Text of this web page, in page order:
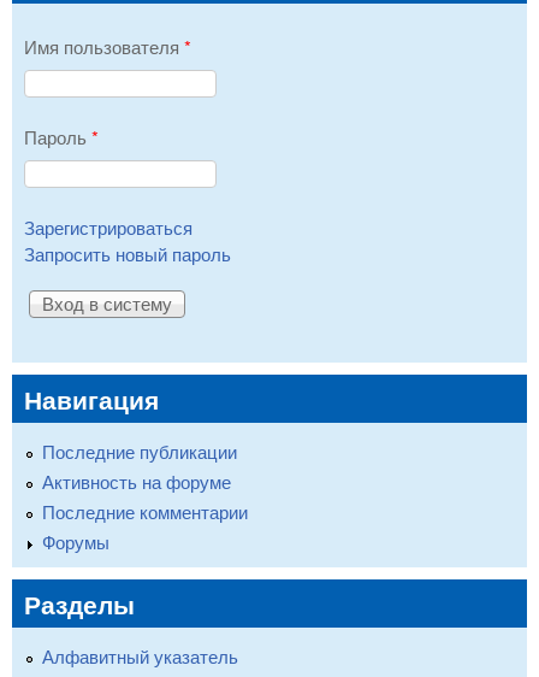
Имя пользователя *
Пароль *
Зарегистрироваться
Запросить новый пароль
Навигация
Последние публикации
Активность на форуме
Последние комментарии
Форумы
Разделы
Алфавитный указатель